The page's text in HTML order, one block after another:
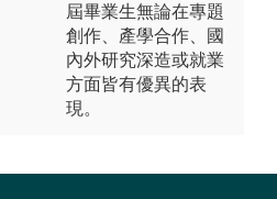
屆畢業生無論在專題
創作、產學合作、國
內外研究深造或就業
方面皆有優異的表
現。